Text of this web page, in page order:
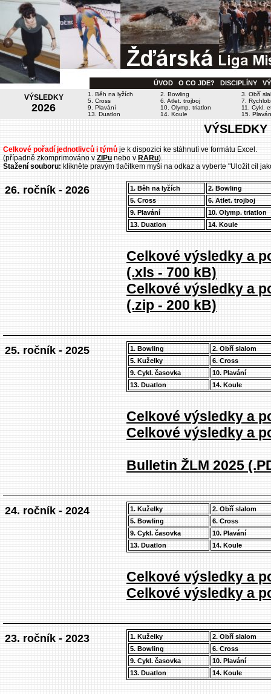
ÚVOD O CO JDE? DISCIPLÍNY
VÝSLEDKY
2026
1. Běh na lyžích 2. Bowling
3. Obří
5. Cross
6. Atlet. trojboj
7.
9. Plavání
10. Olymp. triatlon
11. Cykl.
13. Duatlon
14. Koule 15.
VÝSLEDKY
Celkové pořadí jednotlivců i týmů je k dispozici ke stáhnutí ve formátu Excel.
(případně zkomprimováno v ZIPu nebo v RARu).
Stažení souboru: klikněte pravým tlačítkem myši na odkaz a vyberte "Uložit cíl
26. ročník - 2026 1. Běh na lyžích
2. Bowling
5. Cross
6. Atlet. trojboj
9. Plavání
10. Olymp. triatlon
13. Duatlon
14. Koule
Celkové výsledky a
(.xls - 700 kB)
Celkové výsledky a
(.zip - 200 kB)
25. ročník - 2025 1. Bowling
2. Obří slalom
5. Kuželky
6. Cross
9. Cykl. časovka
10. Plavání
13. Duatlon
14. Koule
Celkové výsledky a
Celkové výsledky a
Bulletin ŽLM 2025
24. ročník - 2024 1. Kuželky
2. Obří slalom
5. Bowling
6. Cross
9. Cykl. časovka
10. Plavání
13. Duatlon
14. Koule
Celkové výsledky a
Celkové výsledky a
23. ročník - 2023 1. Kuželky
2. Obří slalom
5. Bowling
6. Cross
9. Cykl. časovka
10. Plavání
13. Duatlon
14. Koule